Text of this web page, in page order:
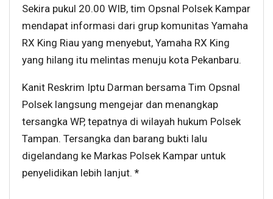
Sekira pukul 20.00 WIB, tim Opsnal Polsek Kampar
mendapat informasi dari grup komunitas Yamaha
RX King Riau yang menyebut, Yamaha RX King
yang hilang itu melintas menuju kota Pekanbaru.
Kanit Reskrim Iptu Darman bersama Tim Opsnal
Polsek langsung mengejar dan menangkap
tersangka WP, tepatnya di wilayah hukum Polsek
Tampan. Tersangka dan barang bukti lalu
digelandang ke Markas Polsek Kampar untuk
penyelidikan lebih lanjut. *